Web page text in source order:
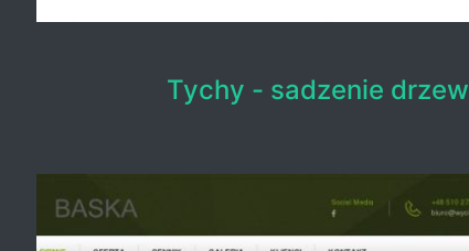
Tychy - sadzenie drzew